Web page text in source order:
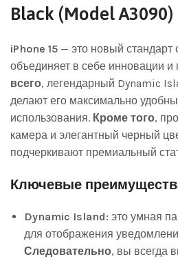
Black (Model A3090)
iPhone 15 — это новый стандарт
объединяет в себе инновации и
всего, легендарный Dynamic
делают его максимально
использования. Кроме того,
камера и элегантный черный
подчеркивают премиальный
Ключевые
Dynamic Island: это умная
для отображения
Следовательно, вы всегда